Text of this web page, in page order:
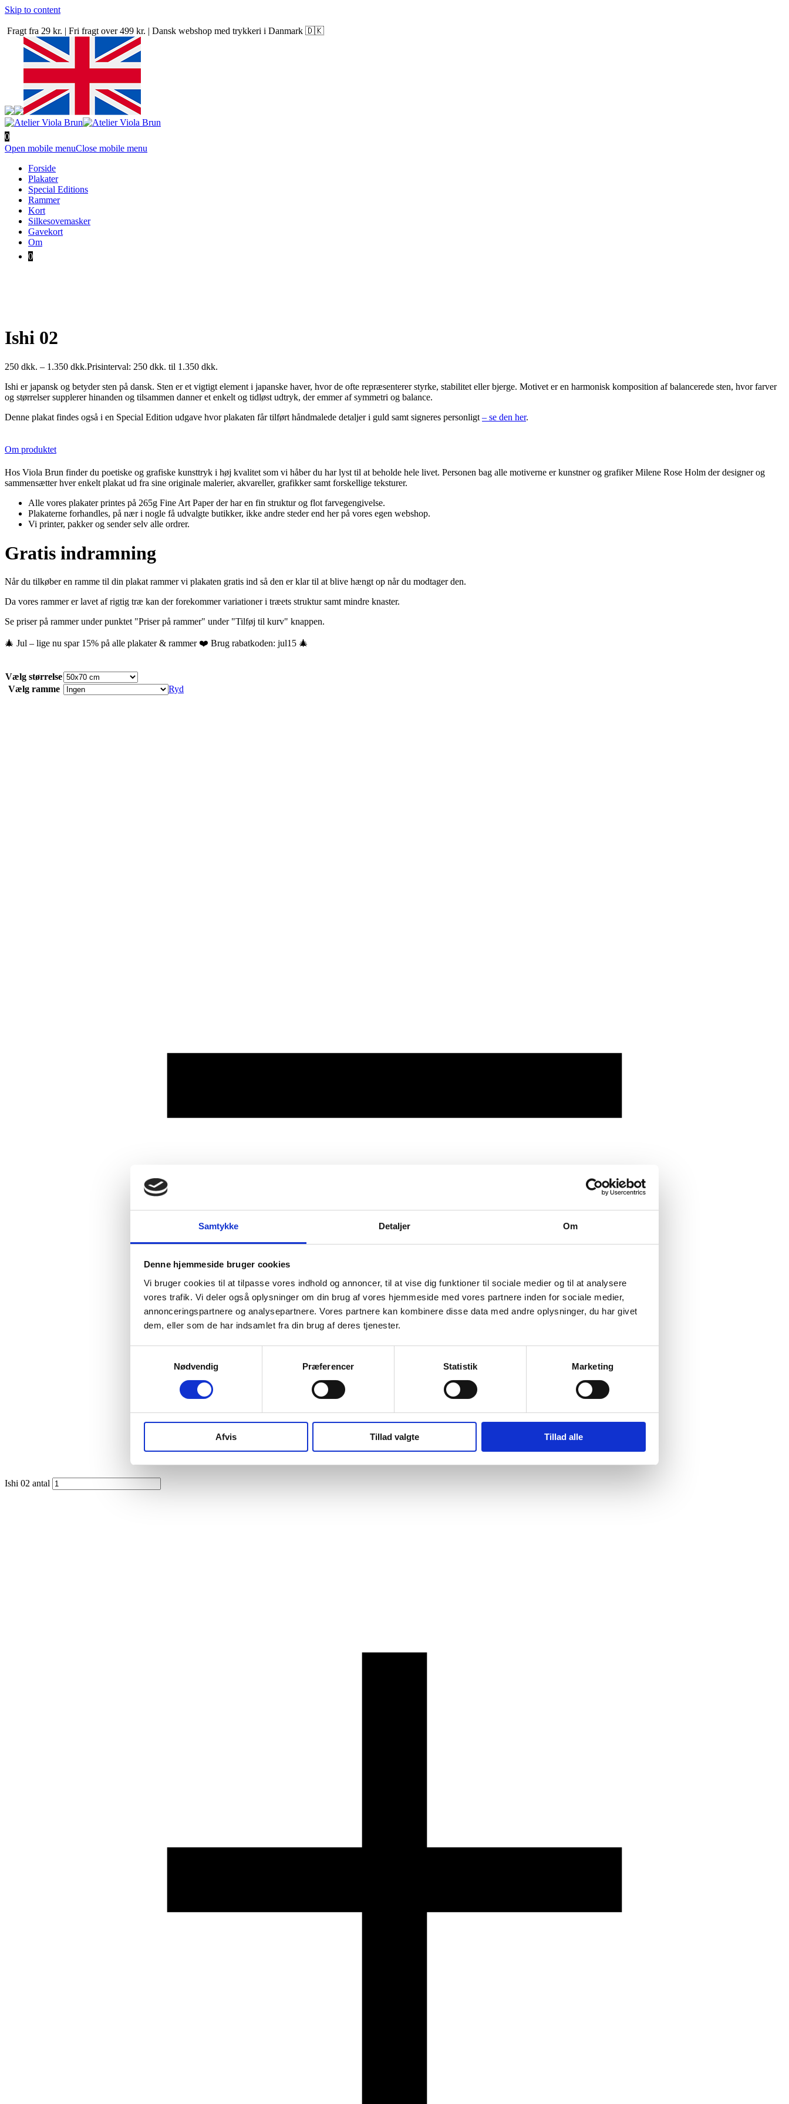
Samtykke Detaljer Om
Denne hjemmeside bruger cookies
Vi bruger cookies til at tilpasse vores indhold og annoncer, til at vise dig funktioner til sociale medier og til at analysere
vores trafik. Vi deler også oplysninger om din brug af vores hjemmeside med vores partnere inden for sociale medier,
annonceringspartnere og analysepartnere. Vores partnere kan kombinere disse data med andre oplysninger, du har givet
dem, eller som de har indsamlet fra din brug af deres tjenester.
Nødvendig
Præferencer Statistik Marketing
Afvis Tillad valgte Tillad alle
Skip to content
Fragt fra 29 kr. | Fri fragt over 499 kr. | Dansk webshop med trykkeri i Danmark 🇩🇰
0
Open mobile menuClose mobile menu
Forside
Plakater
Special Editions
Rammer
Kort
Silkesovemasker
Gavekort
Om
0
Ishi 02
250 dkk. – 1.350 dkk.Prisinterval: 250 dkk. til 1.350 dkk.
Ishi er japansk og betyder sten på dansk. Sten er et vigtigt element i japanske haver, hvor de ofte repræsenterer styrke, stabilitet eller bjerge. Motivet er en harmonisk komposition af balancerede sten, hvor farver
og størrelser supplerer hinanden og tilsammen danner et enkelt og tidløst udtryk, der emmer af symmetri og balance.
Denne plakat findes også i en Special Edition udgave hvor plakaten får tilført håndmalede detaljer i guld samt signeres personligt – se den her.
Om produktet
Hos Viola Brun finder du poetiske og grafiske kunsttryk i høj kvalitet som vi håber du har lyst til at beholde hele livet. Personen bag alle motiverne er kunstner og grafiker Milene Rose Holm der designer og
sammensætter hver enkelt plakat ud fra sine originale malerier, akvareller, grafikker samt forskellige teksturer.
Alle vores plakater printes på 265g Fine Art Paper der har en fin struktur og flot farvegengivelse.
Plakaterne forhandles, på nær i nogle få udvalgte butikker, ikke andre steder end her på vores egen webshop.
Vi printer, pakker og sender selv alle ordrer.
Gratis indramning
Når du tilkøber en ramme til din plakat rammer vi plakaten gratis ind så den er klar til at blive hængt op når du modtager den.
Da vores rammer er lavet af rigtig træ kan der forekommer variationer i træets struktur samt mindre knaster.
Se priser på rammer under punktet "Priser på rammer" under "Tilføj til kurv" knappen.
🎄 Jul – lige nu spar 15% på alle plakater & rammer ❤️ Brug rabatkoden: jul15 🎄
Vælg størrelse
Vælg ramme
Ryd
Ishi 02 antal